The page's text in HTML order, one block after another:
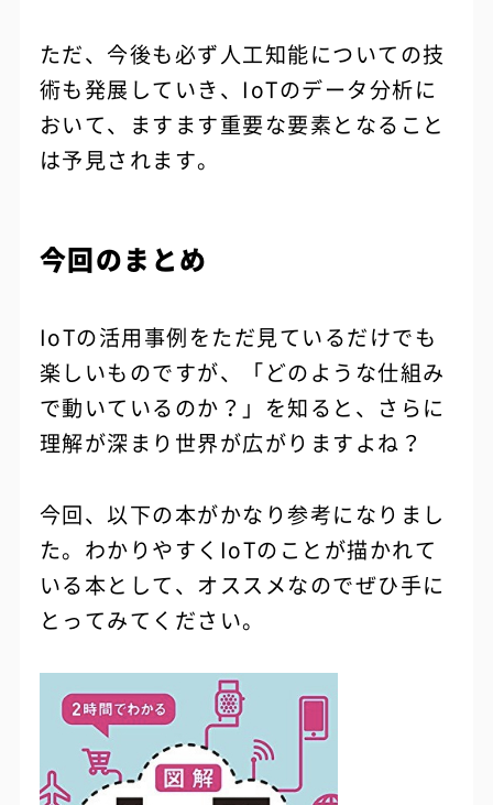
ただ、今後も必ず人工知能についての技
術も発展していき、IoTのデータ分析に
おいて、ますます重要な要素となること
は予見されます。
今回のまとめ
IoTの活用事例をただ見ているだけでも
楽しいものですが、「どのような仕組み
で動いているのか？」を知ると、さらに
理解が深まり世界が広がりますよね？
今回、以下の本がかなり参考になりまし
た。わかりやすくIoTのことが描かれて
いる本として、オススメなのでぜひ手に
とってみてください。